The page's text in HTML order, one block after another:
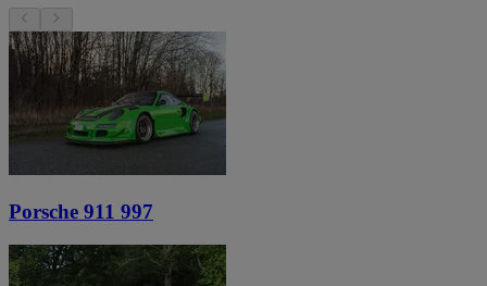
Porsche 911 997